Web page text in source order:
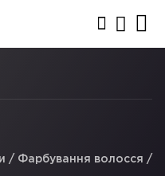
/ Фарбування волосся /